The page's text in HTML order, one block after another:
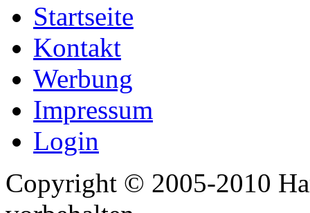
Startseite
Kontakt
Werbung
Impressum
Login
Copyright © 2005-2010